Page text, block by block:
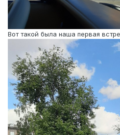
Вот такой была наша первая